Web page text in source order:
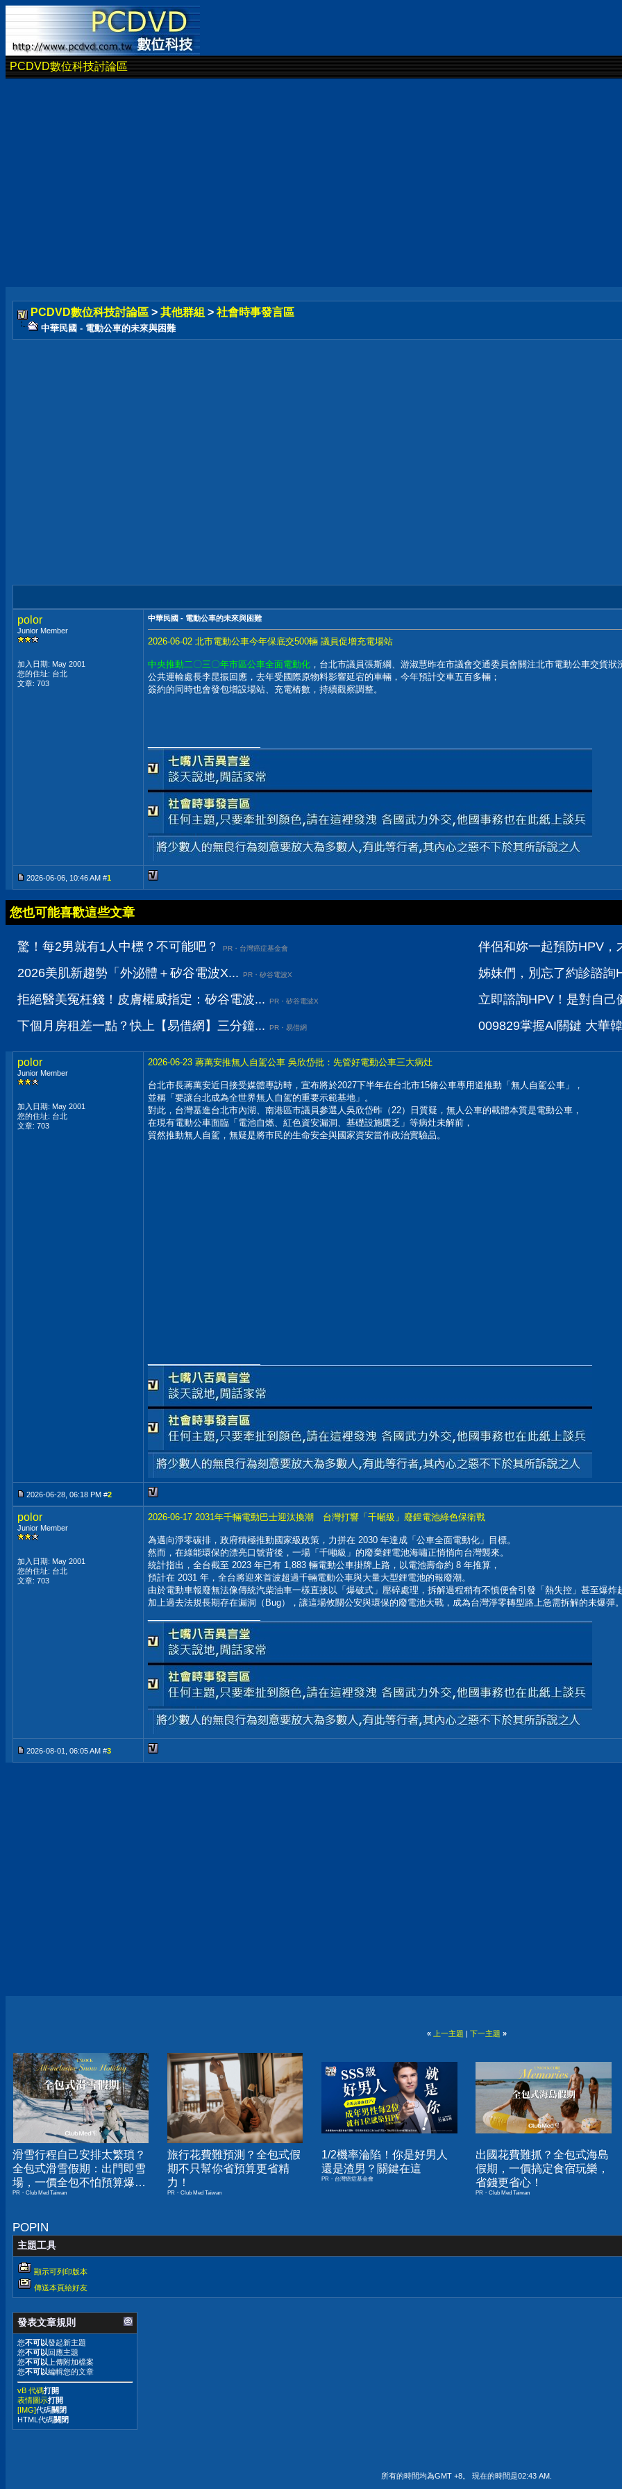
PCDVD數位科技討論區
PCDVD數位科技討論區 > 其他群組 > 社會時事發言區
中華民國 - 電動公車的未來與困難
polor
Junior Member
加入日期: May 2001
您的住址: 台北
文章: 703
中華民國 - 電動公車的未來與困難
2026-06-02 北市電動公車今年保底交500輛 議員促增充電場站
中央推動二〇三〇年市區公車全面電動化 ，台北市議員張斯綱、游淑慧昨在市議會交通委員會關注北市電動公車交貨狀
公共運輸處長李昆振回應，去年受國際原物料影響延宕的車輛，今年預計交車五百多輛；
簽約的同時也會發包增設場站、充電樁數，持續觀察調整。
2026-06-06, 10:46 AM #1
您也可能喜歡這些文章
驚！每2男就有1人中標？不可能吧？ PR・台灣癌症基金會
2026美肌新趨勢「外泌體＋矽谷電波X... PR・矽谷電波X
拒絕醫美冤枉錢！皮膚權威指定：矽谷電波... PR・矽谷電波X
下個月房租差一點？快上【易借網】三分鐘... PR・易借網
伴侶和妳一起預防HPV，
姊妹們，別忘了約診諮詢
立即諮詢HPV！是對自己
009829掌握AI關鍵 大華
polor
Junior Member
加入日期: May 2001
您的住址: 台北
文章: 703
2026-06-23 蔣萬安推無人自駕公車 吳欣岱批：先管好電動公車三大病灶
台北市長蔣萬安近日接受媒體專訪時，宣布將於2027下半年在台北市15條公車專用道推動「無人自駕公車」，
並稱「要讓台北成為全世界無人自駕的重要示範基地」。
對此，台灣基進台北市內湖、南港區市議員參選人吳欣岱昨（22）日質疑，無人公車的載體本質是電動公車，
在現有電動公車面臨「電池自燃、紅色資安漏洞、基礎設施匱乏」等病灶未解前，
貿然推動無人自駕，無疑是將市民的生命安全與國家資安當作政治實驗品。
2026-06-28, 06:18 PM #2
polor
Junior Member
加入日期: May 2001
您的住址: 台北
文章: 703
2026-06-17 2031年千輛電動巴士迎汰換潮 台灣打響「千噸級」廢鋰電池綠色保衛戰
為邁向淨零碳排，政府積極推動國家級政策，力拼在 2030 年達成「公車全面電動化」目標。
然而，在綠能環保的漂亮口號背後，一場「千噸級」的廢棄鋰電池海嘯正悄悄向台灣襲來。
統計指出，全台截至 2023 年已有 1,883 輛電動公車掛牌上路，以電池壽命約 8 年推算，
預計在 2031 年，全台將迎來首波超過千輛電動公車與大量大型鋰電池的報廢潮。
由於電動車報廢無法像傳統汽柴油車一樣直接以「爆破式」壓碎處理，拆解過程稍有不慎便會引發「熱失控」甚至爆炸
加上過去法規長期存在漏洞（Bug），讓這場攸關公安與環保的廢電池大戰，成為台灣淨零轉型路上急需拆解的未爆彈。
2026-08-01, 06:05 AM #3
« 上一主題 | 下一主題 »
滑雪行程自己安排太繁瑣？
全包式滑雪假期：出門即雪
場，一價全包不怕預算爆
表！
PR・Club Med Taiwan
旅行花費難預測？全包式假
期不只幫你省預算更省精
力！
PR・Club Med Taiwan
1/2機率淪陷！你是好男人
還是渣男？關鍵在這
PR・台灣癌症基金會
出國花費難抓？全包式海島
假期，一價搞定食宿玩樂，
省錢更省心！
PR・Club Med Taiwan
POPIN
主題工具
顯示可列印版本
傳送本頁給好友
發表文章規則
您不可以發起新主題
您不可以回應主題
您不可以上傳附加檔案
您不可以編輯您的文章
vB 代碼打開
表情圖示打開
[IMG]代碼關閉
HTML代碼關閉
所有的時間均為GMT +8。 現在的時間是02:43 AM.